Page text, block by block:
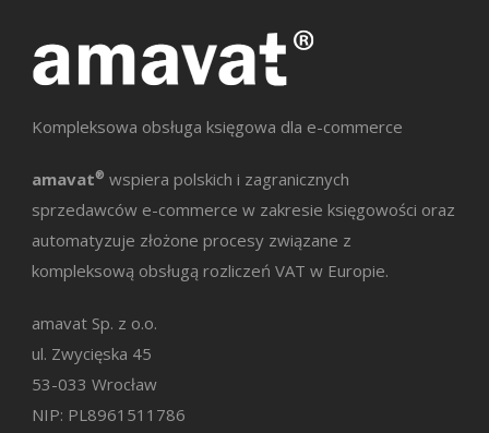
Kompleksowa obsługa księgowa dla e-commerce
amavat® wspiera polskich i zagranicznych
sprzedawców e-commerce w zakresie księgowości oraz
automatyzuje złożone procesy związane z
kompleksową obsługą rozliczeń VAT w Europie.
amavat Sp. z o.o.
ul. Zwycięska 45
53-033 Wrocław
NIP: PL8961511786